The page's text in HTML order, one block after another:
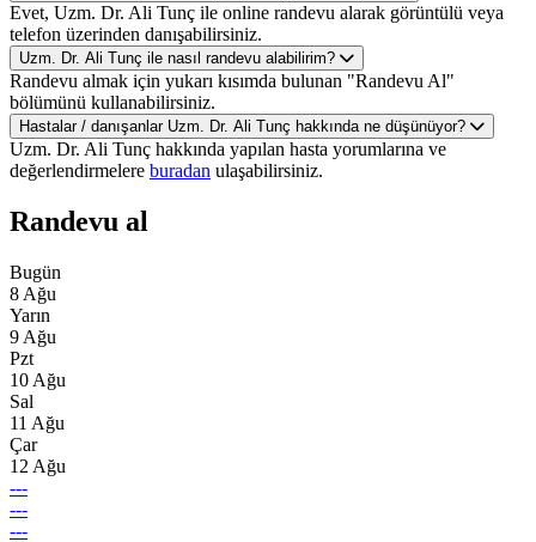
Evet, Uzm. Dr. Ali Tunç ile online randevu alarak görüntülü veya
telefon üzerinden danışabilirsiniz.
Uzm. Dr. Ali Tunç ile nasıl randevu alabilirim?
Randevu almak için yukarı kısımda bulunan "Randevu Al"
bölümünü kullanabilirsiniz.
Hastalar / danışanlar Uzm. Dr. Ali Tunç hakkında ne düşünüyor?
Uzm. Dr. Ali Tunç hakkında yapılan hasta yorumlarına ve
değerlendirmelere buradan ulaşabilirsiniz.
Randevu al
Bugün
8 Ağu
Yarın
9 Ağu
Pzt
10 Ağu
Sal
11 Ağu
Çar
12 Ağu
---
---
---